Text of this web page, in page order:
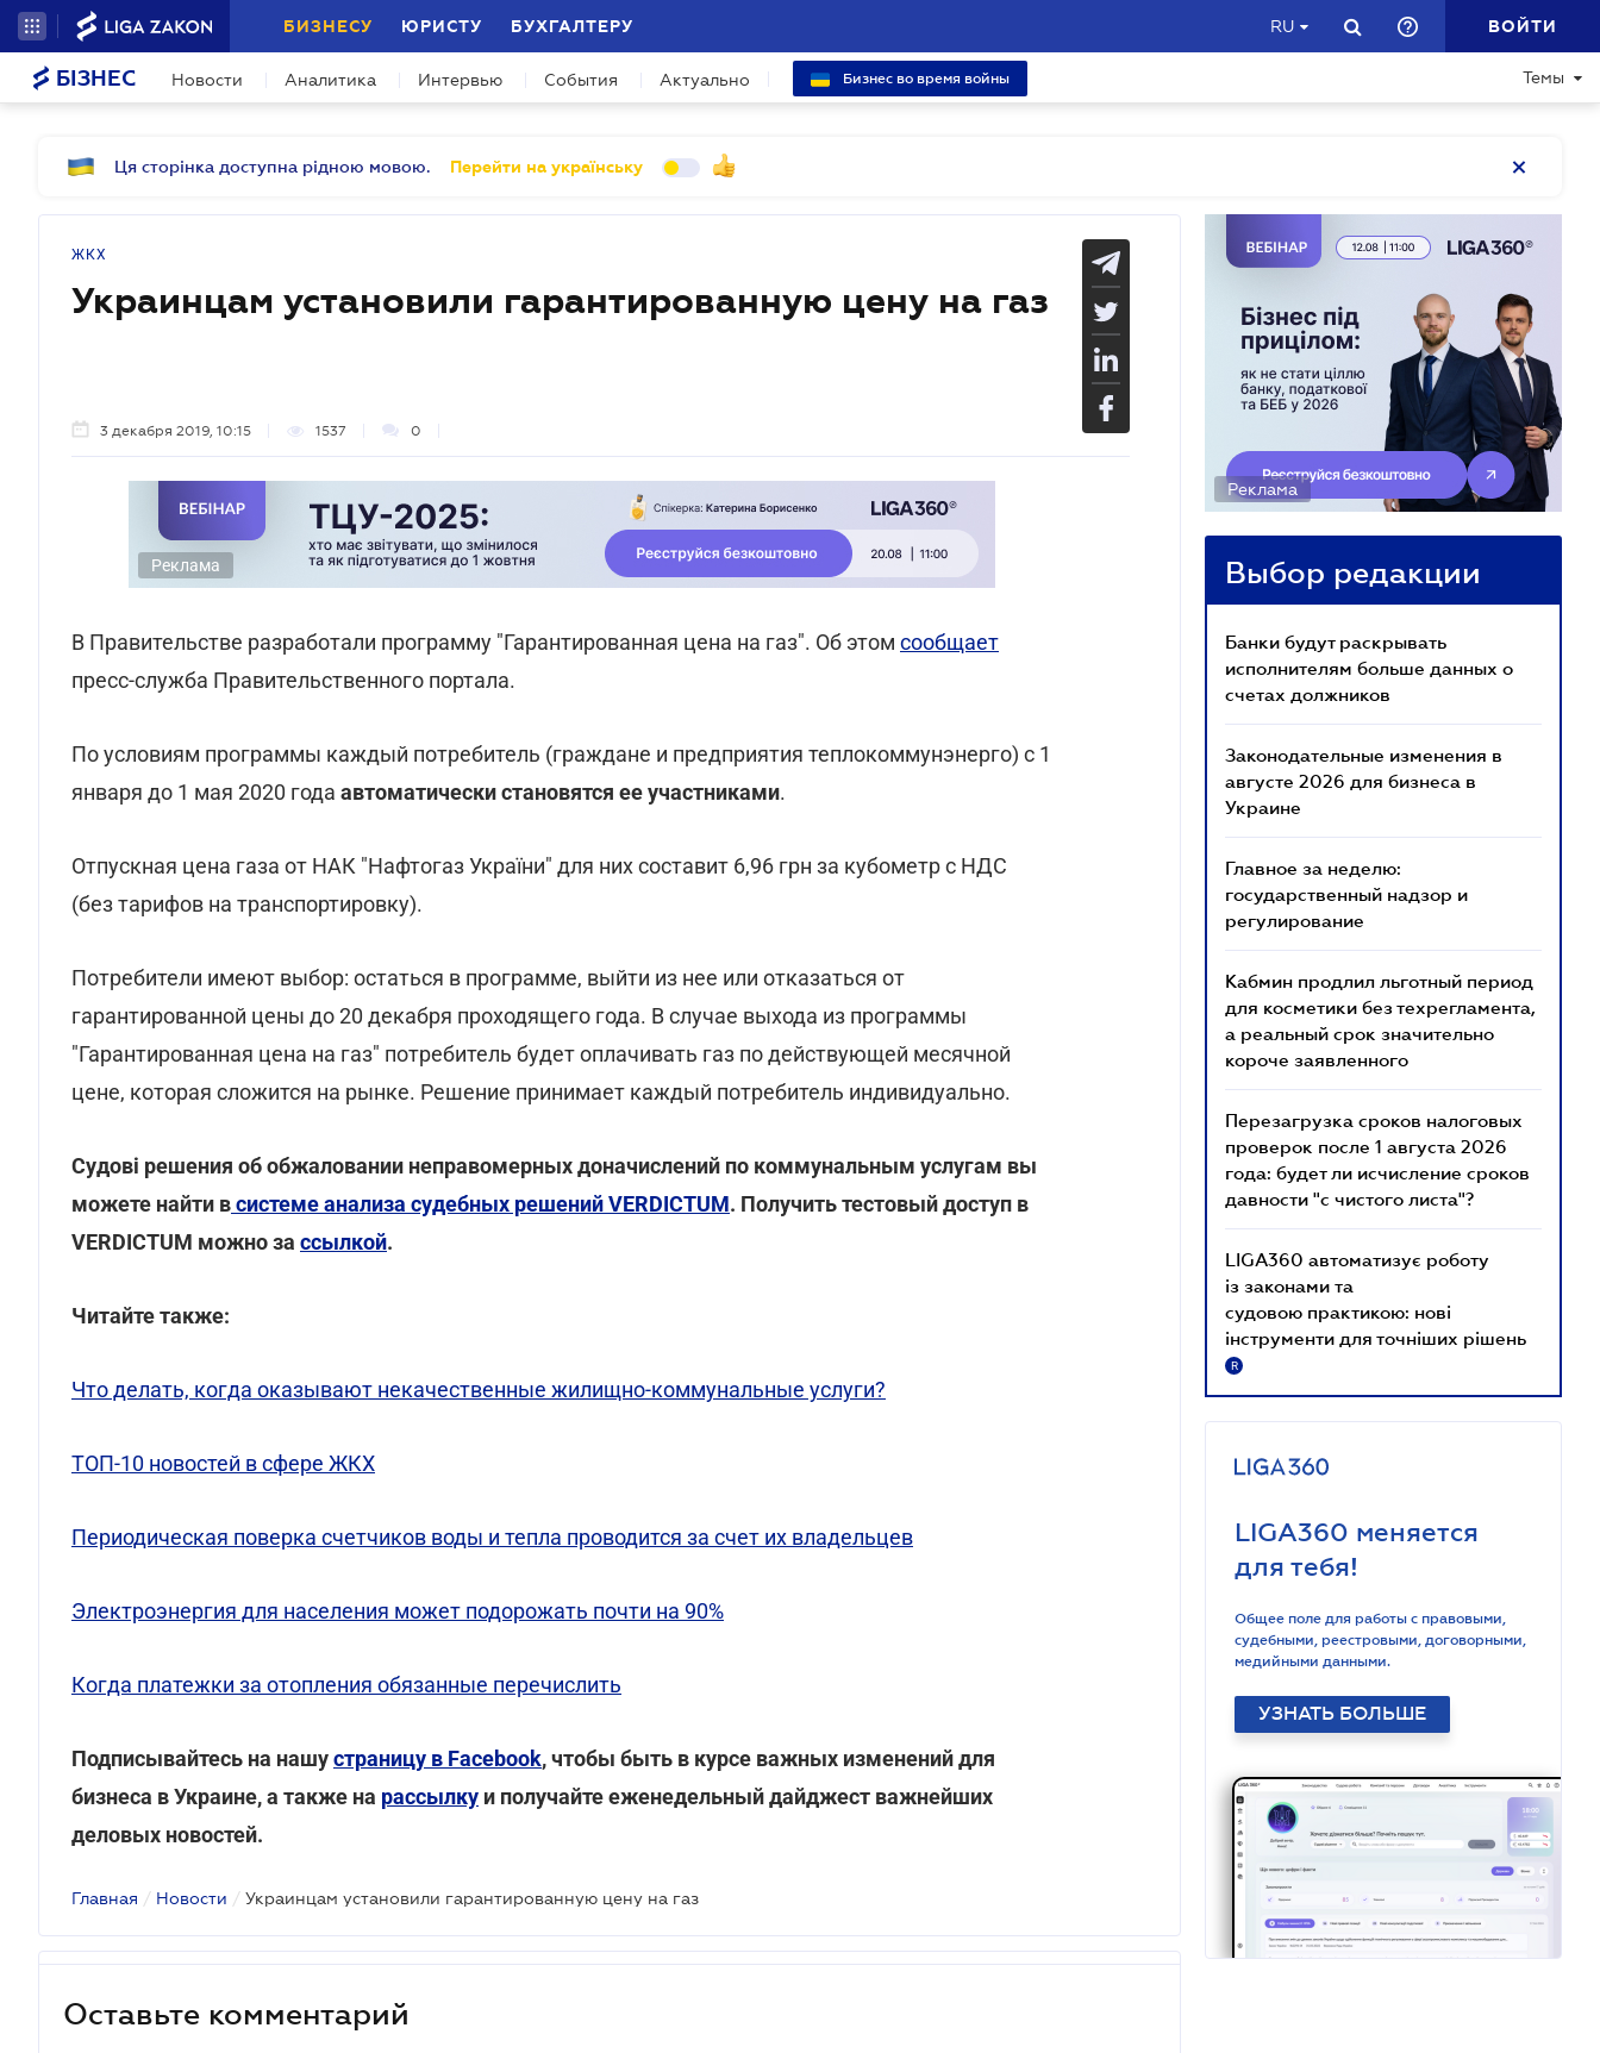
БИЗНЕСУ ЮРИСТУ БУХГАЛТЕРУ RU ВОЙТИ
БІЗНЕС Новости Аналитика Интервью События Актуально Бизнес во время войны Темы
Ця сторінка доступна рідною мовою. Перейти на українську
ЖКХ
Украинцам установили гарантированную цену на газ
3 декабря 2019, 10:15 1537 0
Реклама
В Правительстве разработали программу "Гарантированная цена на газ". Об этом сообщает
пресс-служба Правительственного портала.
По условиям программы каждый потребитель (граждане и предприятия теплокоммунэнерго) с 1
января до 1 мая 2020 года автоматически становятся ее участниками.
Отпускная цена газа от НАК "Нафтогаз України" для них составит 6,96 грн за кубометр с НДС
(без тарифов на транспортировку).
Потребители имеют выбор: остаться в программе, выйти из нее или отказаться от
гарантированной цены до 20 декабря проходящего года. В случае выхода из программы
"Гарантированная цена на газ" потребитель будет оплачивать газ по действующей месячной
цене, которая сложится на рынке. Решение принимает каждый потребитель индивидуально.
Cудові решения об обжаловании неправомерных доначислений по коммунальным услугам вы
можете найти всистеме анализа судебных решений VERDICTUM. Получить тестовый доступ в
VERDICTUM можно за ссылкой.
Читайте также:
Что делать, когда оказывают некачественные жилищно-коммунальные услуги?
ТОП-10 новостей в сфере ЖКХ
Периодическая поверка счетчиков воды и тепла проводится за счет их владельцев
Электроэнергия для населения может подорожать почти на 90%
Когда платежки за отопления обязанные перечислить
Подписывайтесь на нашустраницу в Facebook, чтобы быть в курсе важных изменений для
бизнеса в Украине, а также на рассылку и получайте еженедельный дайджест важнейших
деловых новостей.
Главная / Новости / Украинцам установили гарантированную цену на газ
Оставьте комментарий
Реклама
Выбор редакции
Банки будут раскрывать
исполнителям больше данных о
счетах должников
Законодательные изменения в
августе 2026 для бизнеса в
Украине
Главное за неделю:
государственный надзор и
регулирование
Кабмин продлил льготный период
для косметики без техрегламента,
а реальный срок значительно
короче заявленного
Перезагрузка сроков налоговых
проверок после 1 августа 2026
года: будет ли исчисление сроков
давности "с чистого листа"?
LIGA360 автоматизує роботу
із законами та
судовою практикою: нові
інструменти для точніших рішень
R
LIGA360 меняется
для тебя!
Общее поле для работы с правовыми,
судебными, реестровыми, договорными,
медийными данными.
УЗНАТЬ БОЛЬШЕ